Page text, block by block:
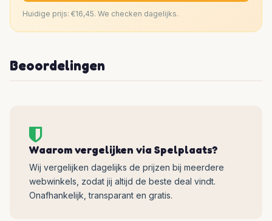
Huidige prijs: €16,45. We checken dagelijks.
Beoordelingen
Waarom vergelijken via Spelplaats?
Wij vergelijken dagelijks de prijzen bij meerdere
webwinkels, zodat jij altijd de beste deal vindt.
Onafhankelijk, transparant en gratis.